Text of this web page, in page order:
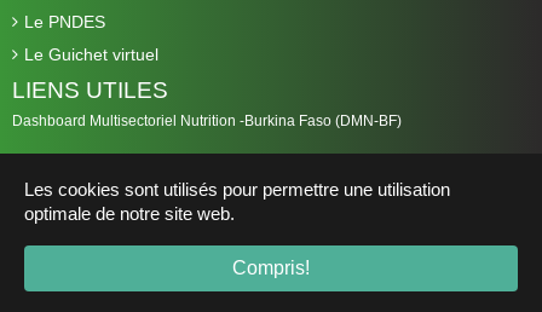
Les cookies sont utilisés pour permettre une utilisation
optimale de notre site web.
Compris!
Le PNDES
Le Guichet virtuel
LIENS UTILES
Dashboard Multisectoriel Nutrition -Burkina Faso (DMN-BF)
© 2019 Ministère en charge de l'environnement -
Tous droits réservés.